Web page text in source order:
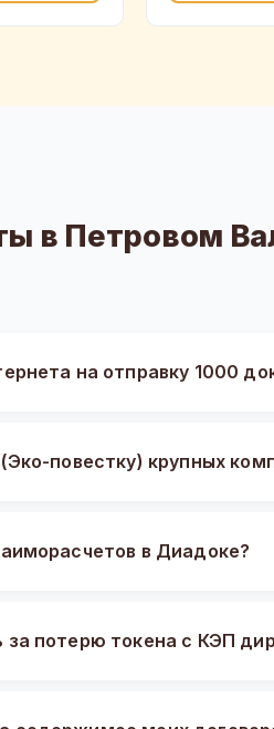
в Петровом
на отправку 1000
повестку) крупных
в Диадоке?
за потерю токена с КЭП